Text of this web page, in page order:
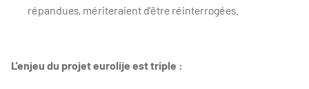
répandues, mériteraient d’être réinterrogées.
L’enjeu du projet eurolije est triple :